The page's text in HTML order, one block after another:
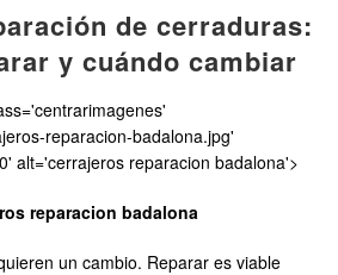
de cerraduras:
y cuándo cambiar
reparacion-badalona.jpg'
alt='cerrajeros reparacion badalona'>
reparacion badalona
un cambio. Reparar es viable